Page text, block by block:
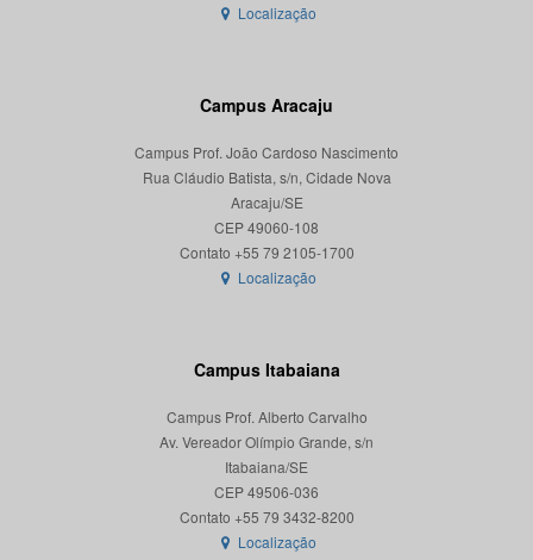
Localização
Campus Aracaju
Campus Prof. João Cardoso Nascimento
Rua Cláudio Batista, s/n, Cidade Nova
Aracaju/SE
CEP 49060-108
Localização
Campus Itabaiana
Campus Prof. Alberto Carvalho
Av. Vereador Olímpio Grande, s/n
Itabaiana/SE
CEP 49506-036
Localização